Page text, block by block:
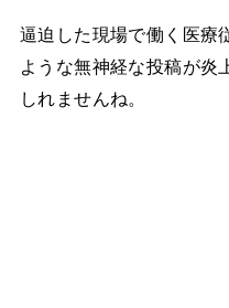
逼迫した現場で働く医療
ような無神経な投稿が炎
しれませんね。